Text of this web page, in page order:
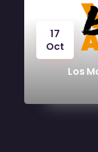
17
Oct
Los